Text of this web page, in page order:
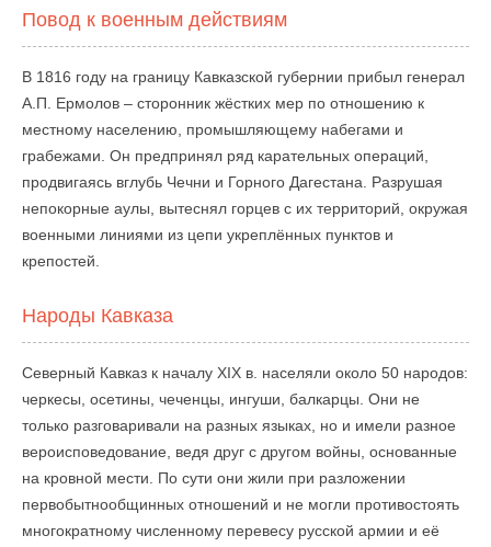
Повод к военным действиям
В 1816 году на границу Кавказской губернии прибыл генерал
А.П. Ермолов – сторонник жёстких мер по отношению к
местному населению, промышляющему набегами и
грабежами. Он предпринял ряд карательных операций,
продвигаясь вглубь Чечни и Горного Дагестана. Разрушая
непокорные аулы, вытеснял горцев с их территорий, окружая
военными линиями из цепи укреплённых пунктов и
крепостей.
Народы Кавказа
Северный Кавказ к началу XIX в. населяли около 50 народов:
черкесы, осетины, чеченцы, ингуши, балкарцы. Они не
только разговаривали на разных языках, но и имели разное
вероисповедование, ведя друг с другом войны, основанные
на кровной мести. По сути они жили при разложении
первобытнообщинных отношений и не могли противостоять
многократному численному перевесу русской армии и её